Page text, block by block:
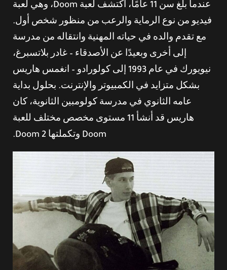
عندما بلغ سن 11 عامًا، اكتشف لعبة Doom، وهي لعبة
فيديو من نوع الرماية والرعب من منظور شخص أول.
مع تقدم والده في حياته المهنية وانتقاله من مدرسة
إلى أخرى وبعيدًا عن الأصدقاء – غادر بلاتسبرغ،
نيويورك في عام 1993 إلى كولورادو – انغمس هاريس
بشكل متزايد في الكمبيوتر والإنترنت. بحلول بداية
عامه الثانوي في مدرسة كولومبين الثانوية، كان
هاريس قد أنشأ 11 مستوى مخصص مختلف للعبة
Doom وتكملتها Doom 2.